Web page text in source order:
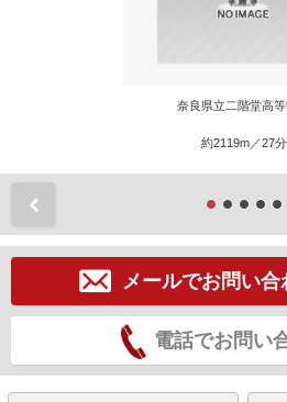
奈良県立二階堂高
約2119m／27分
メールでお問い
電話でお問い